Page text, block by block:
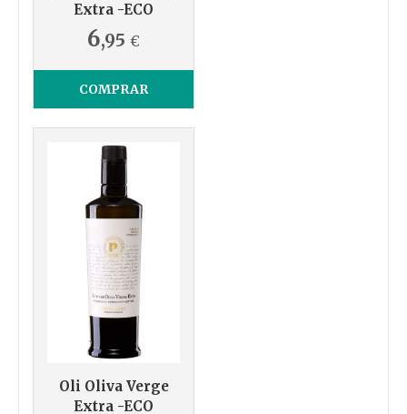
Extra -ECO
6,95 €
COMPRAR
Oli Oliva Verge
Extra -ECO